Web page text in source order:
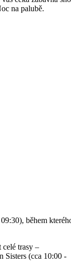
na palubě.
během
celé trasy –
Sisters (cca 10:00 -